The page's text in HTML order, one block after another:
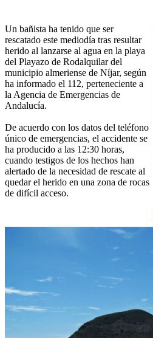
Un bañista ha tenido que ser
rescatado este mediodía tras resultar
herido al lanzarse al agua en la playa
del Playazo de Rodalquilar del
municipio almeriense de Níjar, según
ha informado el 112, perteneciente a
la Agencia de Emergencias de
Andalucía.
De acuerdo con los datos del teléfono
único de emergencias, el accidente se
ha producido a las 12:30 horas,
cuando testigos de los hechos han
alertado de la necesidad de rescate al
quedar el herido en una zona de rocas
de difícil acceso.